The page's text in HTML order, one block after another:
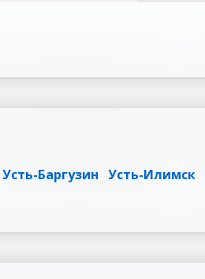
Усть-Баргузин Усть-Илимск